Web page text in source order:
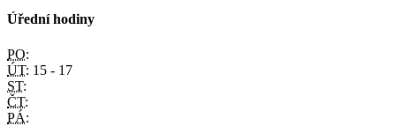
Úřední hodiny
PO:
ÚT: 15 - 17
ST:
ČT:
PÁ: